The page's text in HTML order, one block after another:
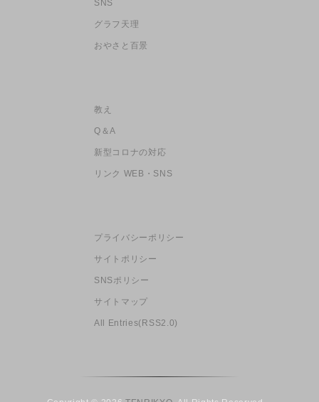
SNS
グラフ天理
おやさと百景
教え
Q＆A
新型コロナの対応
リンク WEB・SNS
プライバシーポリシー
サイトポリシー
SNSポリシー
サイトマップ
All Entries(RSS2.0)